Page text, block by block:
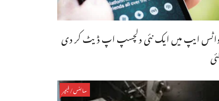
ایپ میں ایک نئی دلچسپ اپ ڈیٹ کر دی
سائنس/فیچر